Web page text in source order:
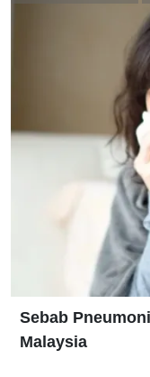
Sebab
Malaysia